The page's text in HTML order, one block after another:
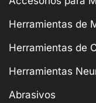
Herramientas de
Herramientas de
Herramientas
Abrasivos